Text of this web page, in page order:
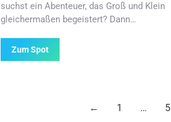
suchst ein Abenteuer, das Groß und Klein
gleichermaßen begeistert? Dann…
Zum Spot
← 1 … 5